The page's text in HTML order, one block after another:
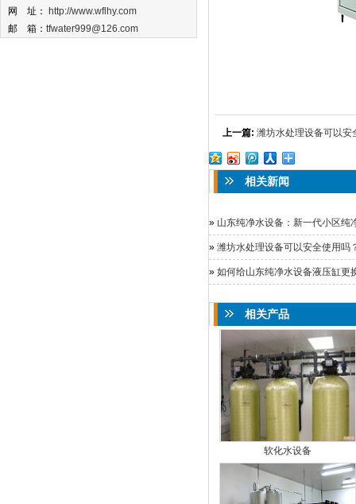
网 址：
http://www.wflhy.com
邮 箱： tfwater999@126.com
上一篇: 潍坊水处理设备可以安
相关新闻
» 山东纯净水设备：新一代小区纯
» 潍坊水处理设备可以安全使用吗
» 如何给山东纯净水设备液压缸更
相关产品
软化水设备